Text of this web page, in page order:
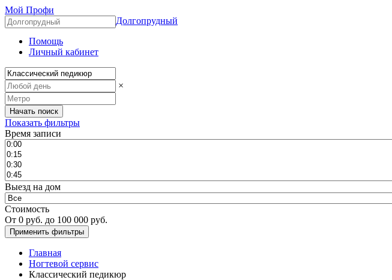
Мой Профи
Долгопрудный
Помощь
Личный кабинет
×
Показать фильтры
Время записи
Выезд на дом
Стоимость
От 0 руб. до 100 000 руб.
Главная
Ногтевой сервис
Классический педикюр